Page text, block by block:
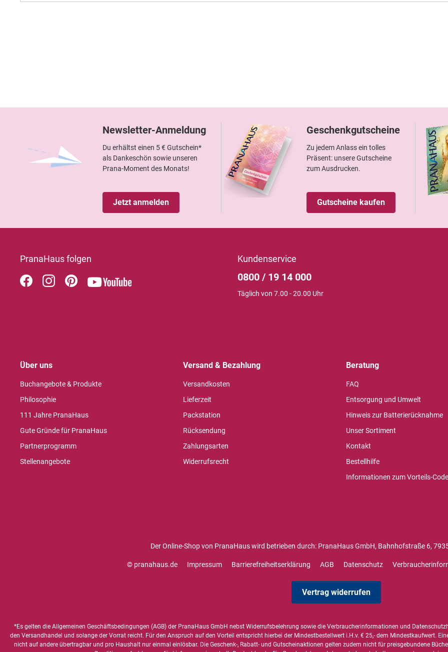
Newsletter-Anmeldung
Du erhältst einen 5 € Gutschein*
als Dankeschön sowie unseren
Prana-Moment des Monats!
Jetzt anmelden
Geschenkgutscheine
Zu jedem Anlass ein tolles
Präsent: unsere Gutscheine
zum Ausdrucken.
Gutscheine kaufen
PranaHaus folgen Kundenservice
0800 / 19 14 000
Täglich von 7.00 - 20.00 Uhr
Über uns
Buchangebote & Produkte
Philosophie
111 Jahre PranaHaus
Gute Gründe für PranaHaus
Partnerprogramm
Stellenangebote
Versand & Bezahlung
Versandkosten
Lieferzeit
Packstation
Rücksendung
Zahlungsarten
Widerrufsrecht
Beratung
FAQ
Entsorgung und Umwelt
Hinweis zur Batterierücknahme
Unser Sortiment
Kontakt
Bestellhilfe
Informationen zum Vorteils-Code
Der Online-Shop von PranaHaus wird betrieben durch: PranaHaus GmbH, Bahnhofstraße 6,
© pranahaus.de Impressum Barrierefreiheitserklärung AGB Datenschutz
Vertrag widerrufen
*Es gelten die Allgemeinen Geschäftsbedingungen (AGB) der PranaHaus GmbH nebst Widerrufsbelehrung sowie die Verbraucherinformationen und
den Versandhandel und solange der Vorrat reicht. Für den Anspruch auf den Vorteil entspricht hierbei der Mindestbestellwert i.H.v. € 25,- dem Mindestkaufwert.
nicht auf andere übertragbar und pro Haushalt nur einmal einlösbar. Die Geschenk-, Rabatt- und Gutscheinaktionen gelten zudem nicht für preisgebundene